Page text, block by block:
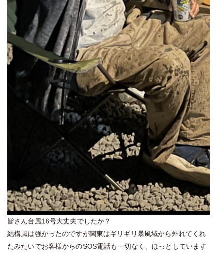
皆さん台風16号大丈夫でしたか？
結構風は強かったのですが関東はギリギリ暴風域から外れてくれ
たみたいでお客様からのSOS電話も一切なく、ほっとしています